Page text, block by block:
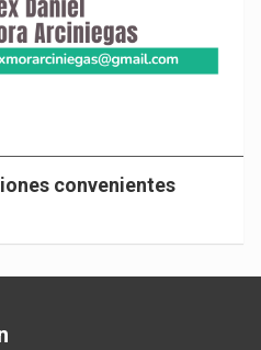
convenientes